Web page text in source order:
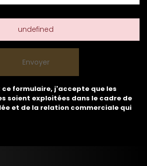
undefined
ce formulaire, j'accepte que les
soient exploitées dans le cadre de
et de la relation commerciale qui